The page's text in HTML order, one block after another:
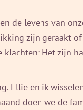
de levens van
zijn geraakt
Het zijn
Ellie en ik
doen we de